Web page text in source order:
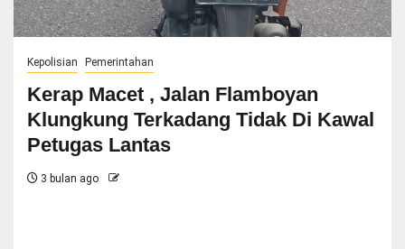
Kepolisian Pemerintahan
Kerap Macet , Jalan Flamboyan
Klungkung Terkadang Tidak Di Kawal
Petugas Lantas
3 bulan ago